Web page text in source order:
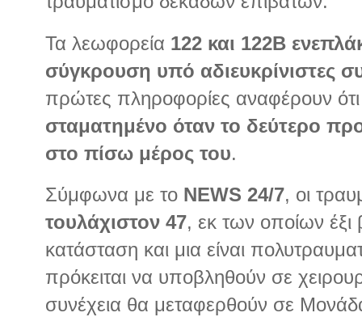
Τα λεωφορεία 122 και 122Β
σύγκρουση υπό αδιευκρίνιστες
πρώτες πληροφορίες αναφέρουν
σταματημένο όταν το δεύτερο
στο πίσω μέρος του.
Σύμφωνα με το NEWS 24/7, οι
τουλάχιστον 47, εκ των οποίων έξι
κατάσταση και μια είναι
πρόκειται να υποβληθούν σε
συνέχεια θα μεταφερθούν σε